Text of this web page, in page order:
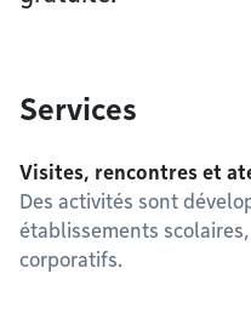
Services
Visites, rencontres et
Des activités sont
établissements
corporatifs.